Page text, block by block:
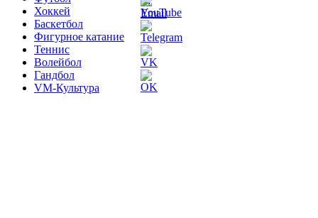
Хоккей
Баскетбол
Фигурное катание
Теннис
Волейбол
Гандбол
VM-Культура